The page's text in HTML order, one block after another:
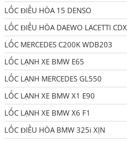
LỐC ĐIỀU HÒA 15 DENSO
LỐC ĐIỀU HÒA DAEWO LACETTI CDX
LỐC MERCEDES C200K WDB203
LỐC LẠNH XE BMW E65
LỐC LẠNH MERCEDES GL550
LỐC LẠNH XE BMW X1 E90
LỐC LẠNH XE BMW X6 F1
LỐC ĐIỀU HÒA BMW 325i XỊN